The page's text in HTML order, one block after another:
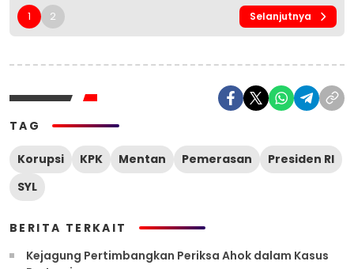
1 2 Selanjutnya
TAG
Korupsi KPK Mentan Pemerasan
Presiden RI
SYL
BERITA TERKAIT
Kejagung Pertimbangkan Periksa Ahok dalam Kasus